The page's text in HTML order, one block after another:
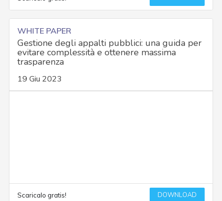
WHITE PAPER
Gestione degli appalti pubblici: una guida per
evitare complessità e ottenere massima
trasparenza
19 Giu 2023
Scaricalo gratis! DOWNLOAD